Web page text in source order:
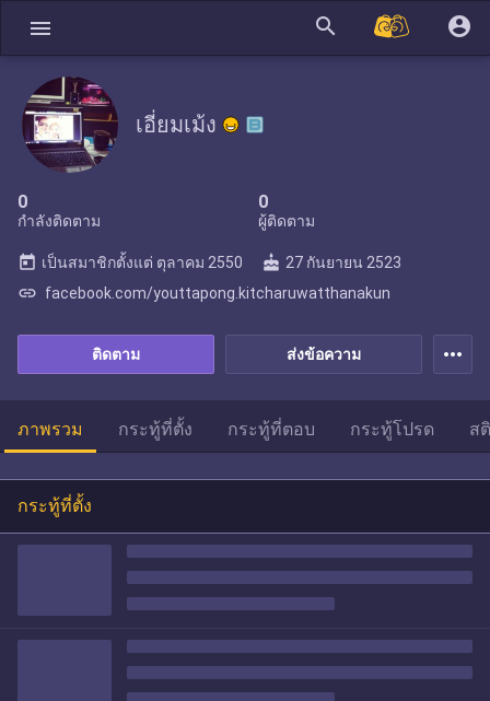
menu search account_circle
เอี่ยมเม้ง
0
กำลังติดตาม
0
ผู้ติดตาม
ส่งข้อความ
ติดตาม
today เป็นสมาชิกตั้งแต่ ตุลาคม 2550 cake 27 กันยายน 2523
link facebook.com/youttapong.kitcharuwatthanakun
more_horiz
ภาพรวม กระทู้ที่ตั้ง กระทู้ที่ตอบ กระทู้โปรด ส
กระทู้ที่ตั้ง